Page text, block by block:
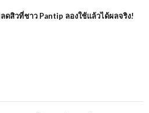
ลดสิวที่ชาว Pantip ลองใช้แล้วได้ผลจริง!